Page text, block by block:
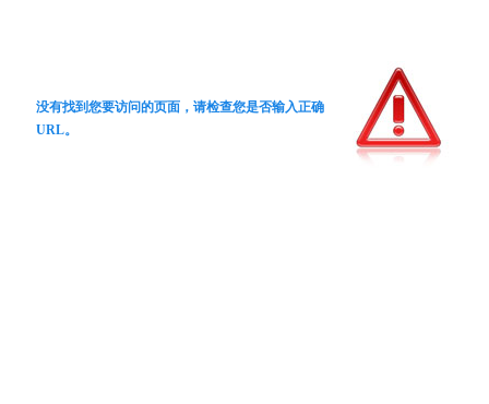
没有找到您要访问的页面，请检查您是否输入正确
URL。